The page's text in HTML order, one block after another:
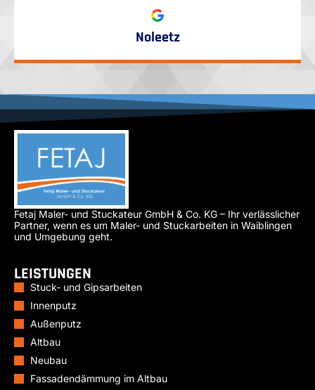
Noleetz
Fetaj Maler- und Stuckateur GmbH & Co. KG – Ihr verlässlicher
Partner, wenn es um Maler- und Stuckarbeiten in Waiblingen
und Umgebung geht.
LEISTUNGEN
Stuck- und Gipsarbeiten
Innenputz
Außenputz
Altbau
Neubau
Fassadendämmung im Altbau